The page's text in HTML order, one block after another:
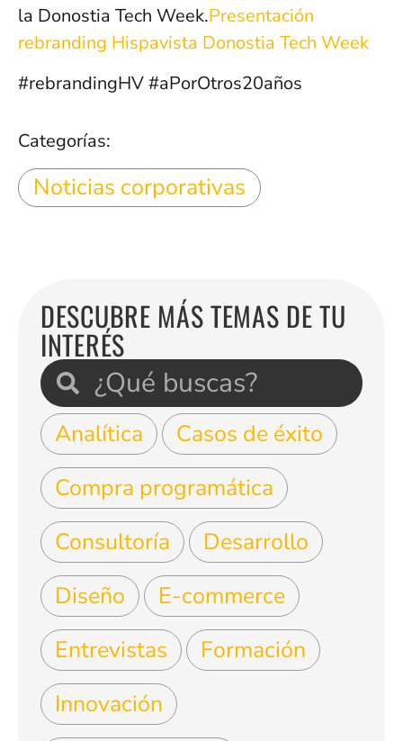
la Donostia Tech Week.Presentación
rebranding Hispavista Donostia Tech Week
#rebrandingHV #aPorOtros20años
Categorías:
Noticias corporativas
DESCUBRE MÁS TEMAS DE TU
INTERÉS
Analítica
Casos de éxito
Compra programática
Consultoría
Desarrollo
Diseño
E-commerce
Entrevistas
Formación
Innovación